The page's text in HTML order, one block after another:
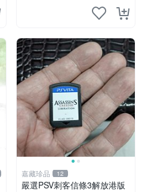
嘉藏珍品 12
嚴選PSV刺客信條3解放港版